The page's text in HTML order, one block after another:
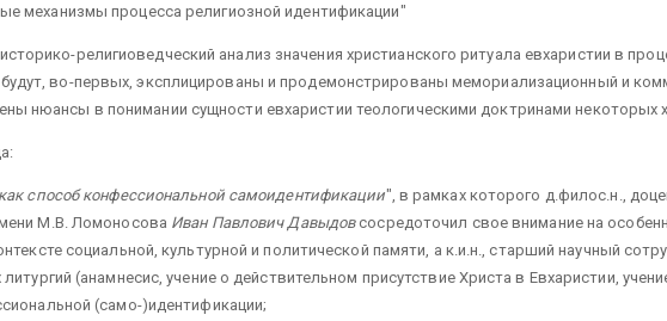
механизмы процесса религиозной идентификации"
религиоведческий анализ значения христианского ритуала евхаристии в
во-первых, эксплицированы и продемонстрированы мемориализационный и
нюансы в понимании сущности евхаристии теологическими доктринами некоторых
способ конфессиональной самоидентификации", в рамках которого д.филос.н.,
М.В. Ломоносова Иван Павлович Давыдовсосредоточил свое внимание на
социальной, культурной и политической памяти, а к.и.н., старший научный
(анамнесис, учение о действительном присутствие Христа в Евхаристии,
(само-)идентификации;